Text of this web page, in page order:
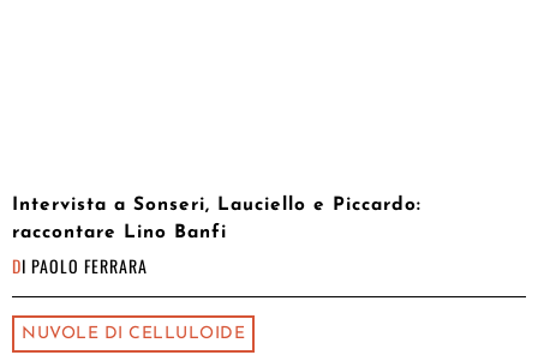
Intervista a Sonseri, Lauciello e Piccardo:
raccontare Lino Banfi
DI PAOLO FERRARA
NUVOLE DI CELLULOIDE